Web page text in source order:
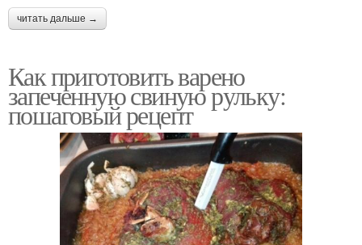
читать дальше →
Как приготовить варено
запеченную свиную рульку:
пошаговый рецепт